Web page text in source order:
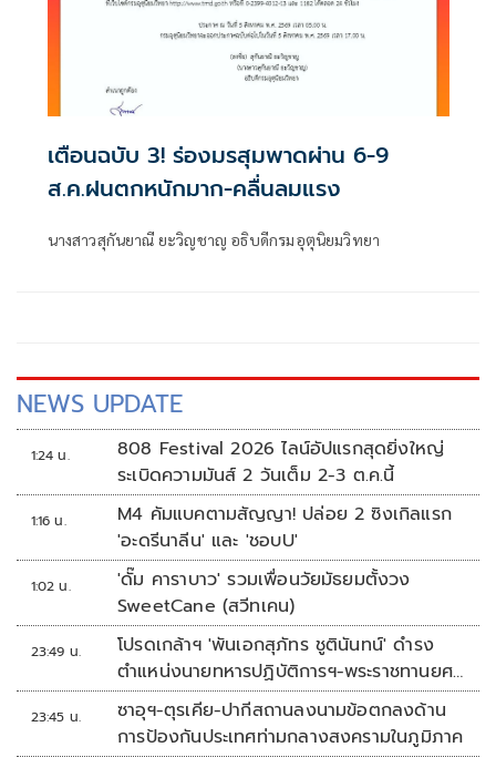
เตือนฉบับ 3! ร่องมรสุมพาดผ่าน 6-9
ส.ค.ฝนตกหนักมาก-คลื่นลมแรง
นางสาวสุกันยาณี ยะวิญชาญ อธิบดีกรมอุตุนิยมวิทยา
NEWS UPDATE
1:24 น.
808 Festival 2026 ไลน์อัปแรกสุดยิ่งใหญ่
ระเบิดความมันส์ 2 วันเต็ม 2-3 ต.ค.นี้
1:16 น.
M4 คัมแบคตามสัญญา! ปล่อย 2 ซิงเกิลแรก
'อะดรีนาลีน' และ 'ชอบU'
1:02 น.
'ดั๊ม คาราบาว' รวมเพื่อนวัยมัธยมตั้งวง
SweetCane (สวีทเคน)
23:49 น.
โปรดเกล้าฯ 'พันเอกสุภัทร ชูตินันทน์' ดำรง
ตำแหน่งนายทหารปฏิบัติการฯ-พระราชทานยศ
'พลตรี'
23:45 น.
ซาอุฯ-ตุรเคีย-ปากีสถานลงนามข้อตกลงด้าน
การป้องกันประเทศท่ามกลางสงครามในภูมิภาค